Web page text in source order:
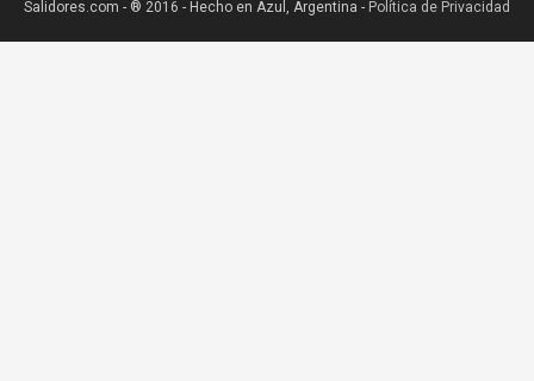
Salidores.com - ® 2016 - Hecho en Azul, Argentina - Política de Privacidad